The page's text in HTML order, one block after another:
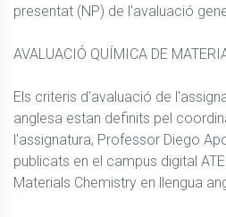
presentat (NP) de l'avaluació
AVALUACIÓ QUÍMICA DE
Els criteris d'avaluació de
anglesa estan definits pel
l'assignatura, Professor Diego
publicats en el campus digital
Materials Chemistry en llengua